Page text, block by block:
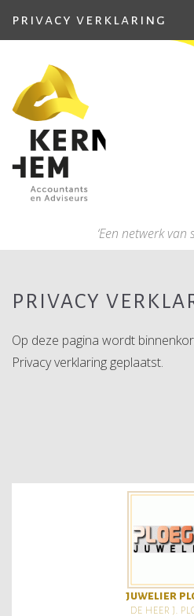
privacy verklaring
‘Een netwerk van
PRIVACY
Op deze pagina wordt
Privacy verklaring geplaatst.
juwelier
de heer j.